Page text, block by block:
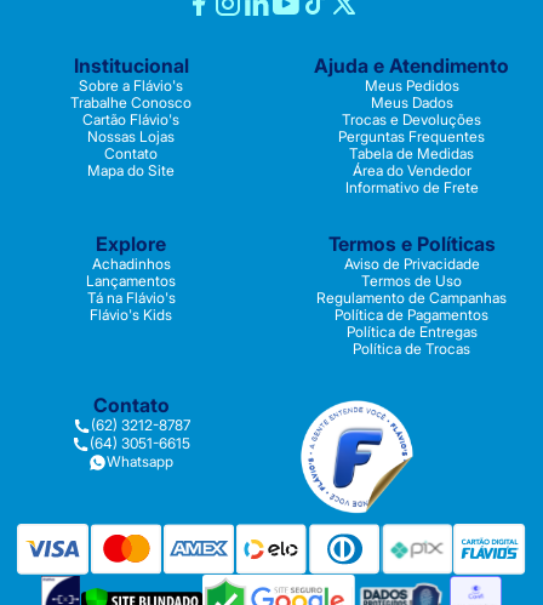
Institucional
Sobre a Flávio's
Trabalhe Conosco
Cartão Flávio's
Nossas Lojas
Contato
Mapa do Site
Ajuda e Atendimento
Meus Pedidos
Meus Dados
Trocas e Devoluções
Perguntas Frequentes
Tabela de Medidas
Área do Vendedor
Informativo de Frete
Explore
Achadinhos
Lançamentos
Tá na Flávio's
Flávio's Kids
Termos e Políticas
Aviso de Privacidade
Termos de Uso
Regulamento de Campanhas
Política de Pagamentos
Política de Entregas
Política de Trocas
Contato
(62) 3212-8787
(64) 3051-6615
Whatsapp